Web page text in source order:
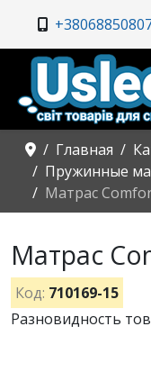
Главная
Пружинные
Матрас
Матрас
Код: 710169-15
Разновидность